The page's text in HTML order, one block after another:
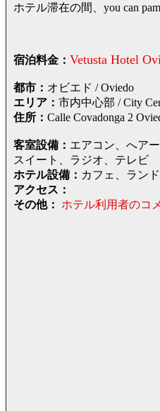
ホテル滞在の間、you can
宿泊料金： Vetusta Hotel
都市： オビエド / Oviedo
エリア： 市内中心部 / City
住所： Calle Covadonga 2
客室設備： エアコン、へア
スイート、ラジオ、テレビ
ホテル設備： カフェ、ラン
アクセス：
その他：
ホテル利用者のコ